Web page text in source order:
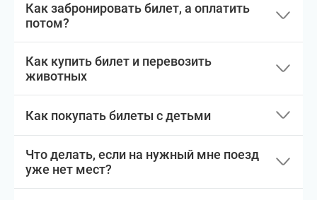
Как забронировать билет, а оплатить
потом?
Как купить билет и перевозить
животных
Как покупать билеты с детьми
Что делать, если на нужный мне поезд
уже нет мест?